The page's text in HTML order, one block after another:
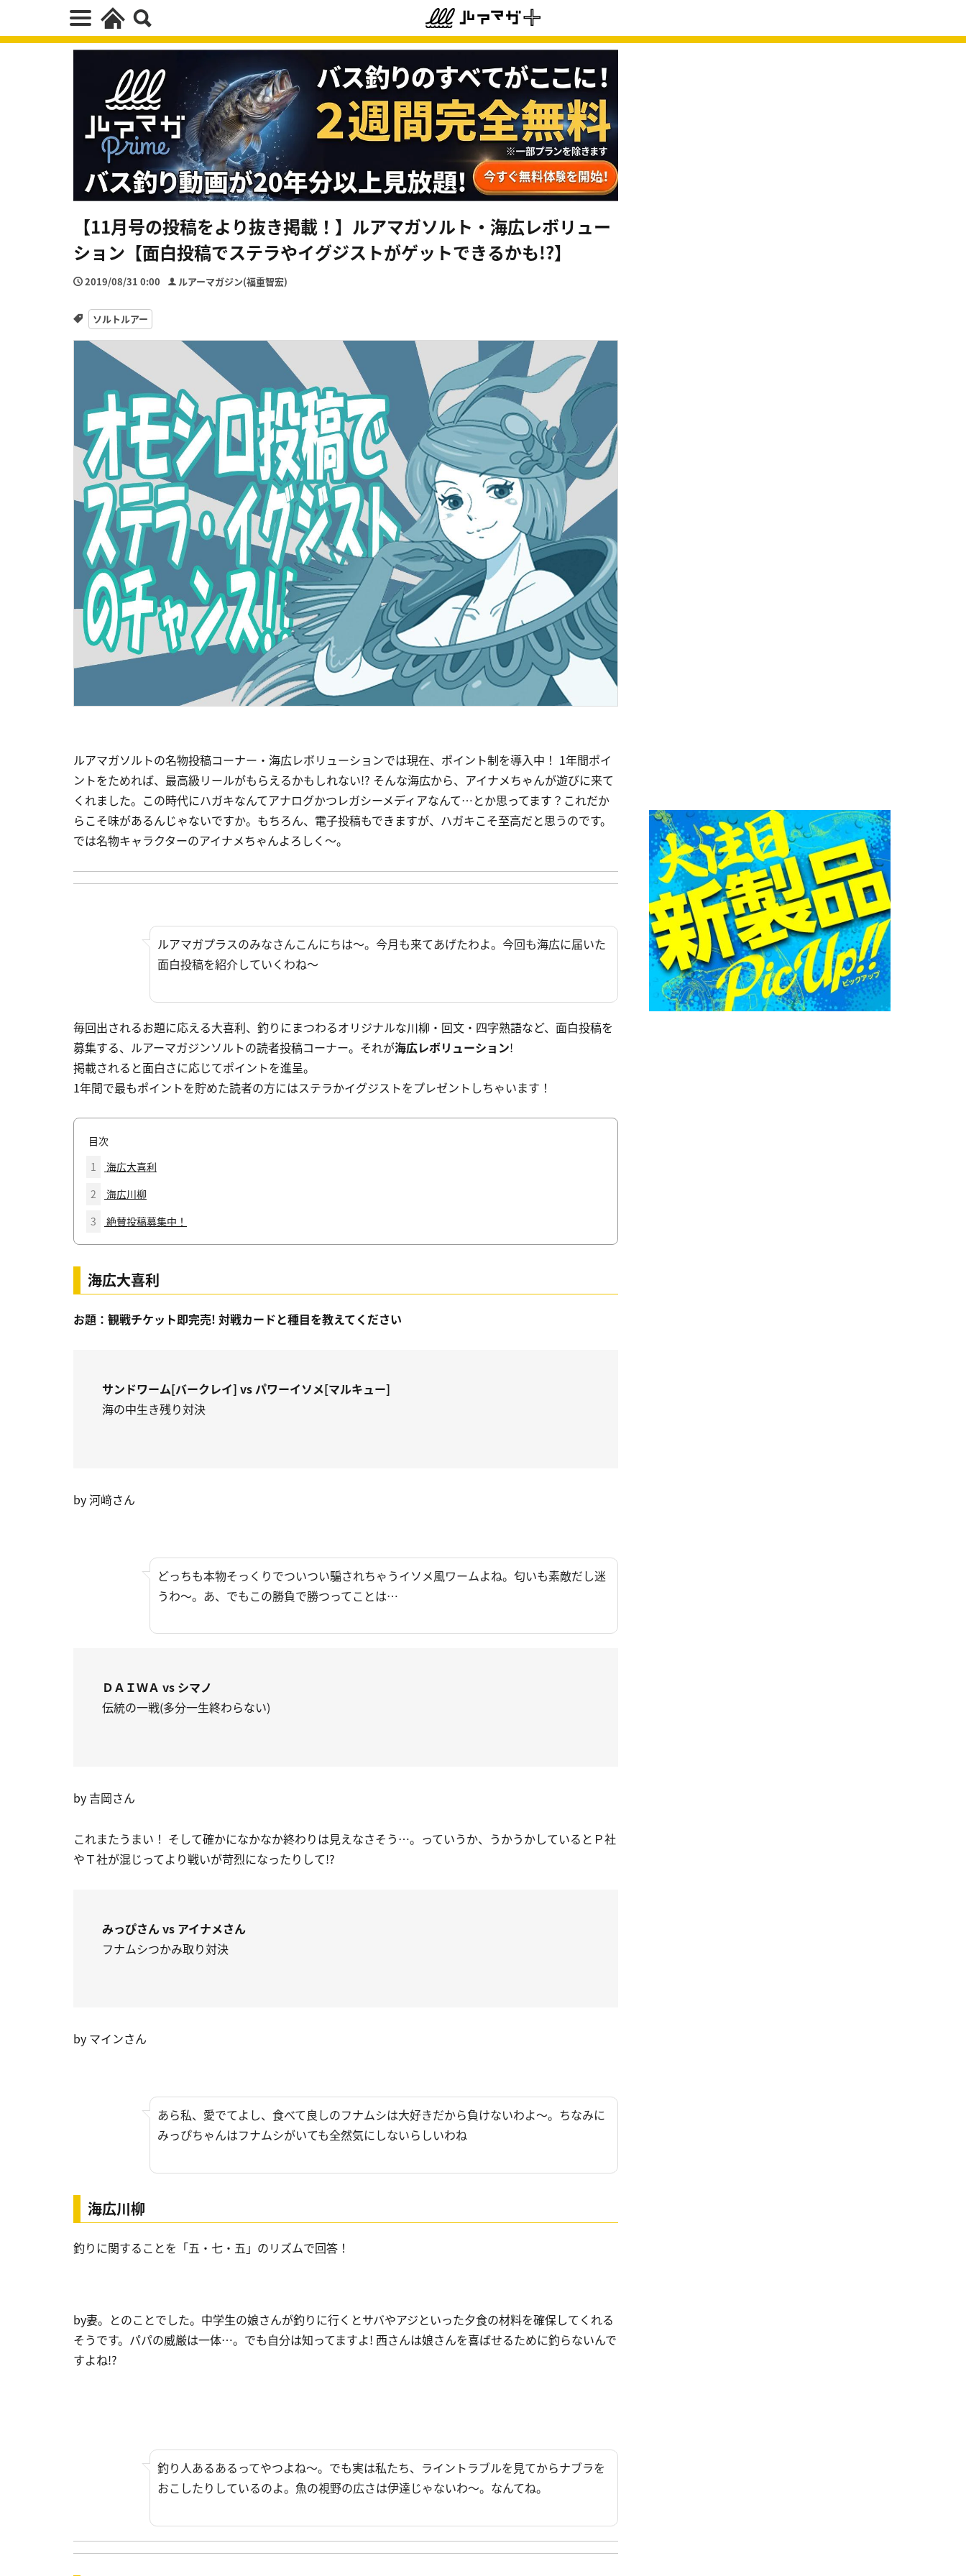
【11月号の投稿をより抜き掲載！】ルアマガソルト・海広レボリュー
ション【面白投稿でステラやイグジストがゲットできるかも!?】
2019/08/31 0:00 ルアーマガジン(福重智宏)
ソルトルアー
ルアマガソルトの名物投稿コーナー・海広レボリューションでは現在、ポイント制を導入中！ 1年間ポイ
ントをためれば、最高級リールがもらえるかもしれない!? そんな海広から、アイナメちゃんが遊びに来て
くれました。この時代にハガキなんてアナログかつレガシーメディアなんて…とか思ってます？これだか
らこそ味があるんじゃないですか。もちろん、電子投稿もできますが、ハガキこそ至高だと思うのです。
では名物キャラクターのアイナメちゃんよろしく〜。
ルアマガプラスのみなさんこんにちは～。今月も来てあげたわよ。今回も海広に届いた
面白投稿を紹介していくわね～
毎回出されるお題に応える大喜利、釣りにまつわるオリジナルな川柳・回文・四字熟語など、面白投稿を
募集する、ルアーマガジンソルトの読者投稿コーナー。それが海広レボリューション!
掲載されると面白さに応じてポイントを進呈。
1年間で最もポイントを貯めた読者の方にはステラかイグジストをプレゼントしちゃいます！
目次
1
海広大喜利
2
海広川柳
3
絶賛投稿募集中！
海広大喜利
お題：観戦チケット即完売! 対戦カードと種目を教えてください
サンドワーム[バークレイ] vs パワーイソメ[マルキュー]
海の中生き残り対決
by 河﨑さん
どっちも本物そっくりでついつい騙されちゃうイソメ風ワームよね。匂いも素敵だし迷
うわ～。あ、でもこの勝負で勝つってことは…
ＤＡＩＷＡ vs シマノ
伝統の一戦(多分一生終わらない)
by 吉岡さん
これまたうまい！ そして確かになかなか終わりは見えなさそう…。っていうか、うかうかしているとＰ社
やＴ社が混じってより戦いが苛烈になったりして!?
みっぴさん vs アイナメさん
フナムシつかみ取り対決
by マインさん
あら私、愛でてよし、食べて良しのフナムシは大好きだから負けないわよ～。ちなみに
みっぴちゃんはフナムシがいても全然気にしないらしいわね
海広川柳
釣りに関することを「五・七・五」のリズムで回答！
by妻。とのことでした。中学生の娘さんが釣りに行くとサバやアジといった夕食の材料を確保してくれる
そうです。パパの威厳は一体…。でも自分は知ってますよ! 西さんは娘さんを喜ばせるために釣らないんで
すよね!?
釣り人あるあるってやつよね～。でも実は私たち、ライントラブルを見てからナブラを
おこしたりしているのよ。魚の視野の広さは伊達じゃないわ～。なんてね。